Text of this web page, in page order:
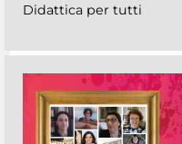
Didattica per tutti